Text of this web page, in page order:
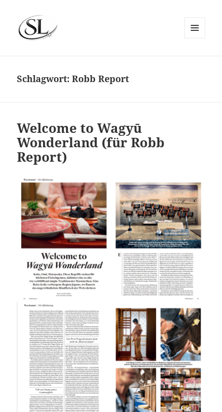
Schlagwort:Robb Report
Welcome to Wagyū
Wonderland (für Robb
Report)